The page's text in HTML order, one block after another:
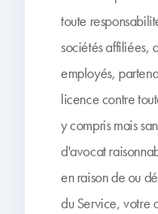
toute
sociétés affiliées,
employés,
licence contre
y compris mais
d'avocat
en raison de ou
du Service, votre